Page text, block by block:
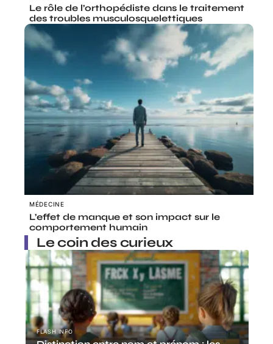
Le rôle de l’orthopédiste dans le traitement
des troubles musculosquelettiques
MÉDECINE
L’effet de manque et son impact sur le
comportement humain
Le coin des curieux
FLASH INFO